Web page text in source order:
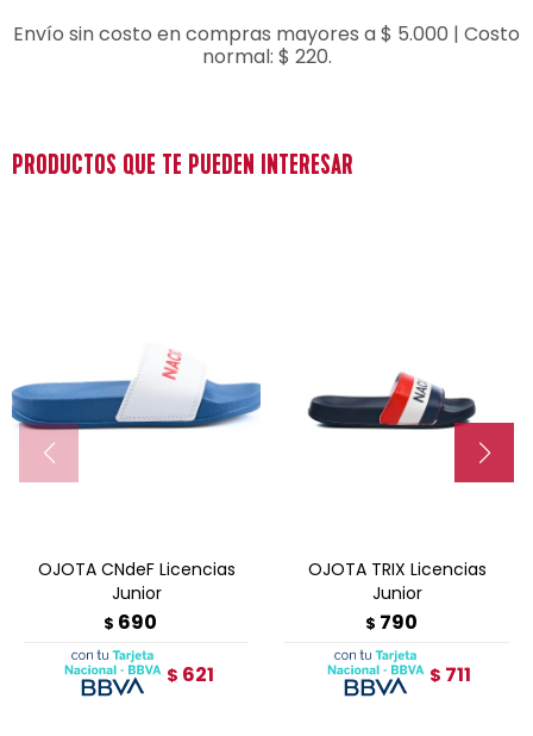
Envío sin costo en compras mayores a $ 5.000 | Costo
normal: $ 220.
PRODUCTOS QUE TE PUEDEN INTERESAR
OJOTA CNdeF Licencias
Junior
$ 690
$ 621
OJOTA TRIX Licencias
Junior
$ 790
$ 711